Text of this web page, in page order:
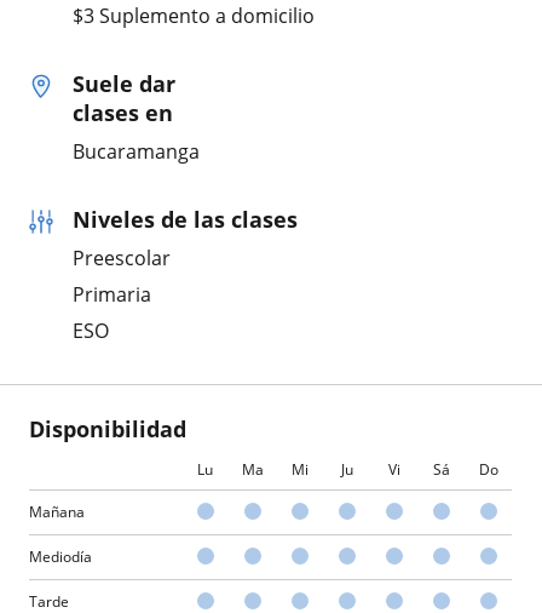
$3 Suplemento a domicilio
Suele dar
clases en
Bucaramanga
Niveles de las clases
Preescolar
Primaria
ESO
Disponibilidad
Lu Ma Mi Ju Vi Sá Do
Mañana
Mediodía
Tarde